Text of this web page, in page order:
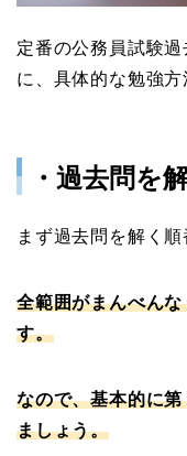
定番の公務員試験
に、具体的な勉強方
・過去問を
まず過去問を解く順
全範囲がまんべん
す。
なので、基本的に
ましょう。